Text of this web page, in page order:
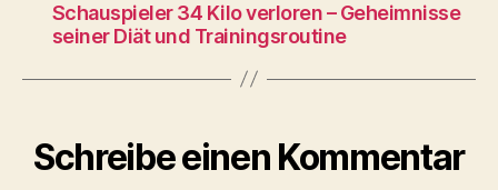
o
k
Schauspieler 34 Kilo verloren – Geheimnisse
seiner Diät und Trainingsroutine
Schreibe einen Kommentar